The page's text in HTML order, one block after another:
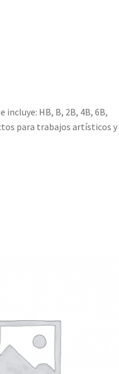
HB, B, 2B, 4B, 6B,
para trabajos artísticos y